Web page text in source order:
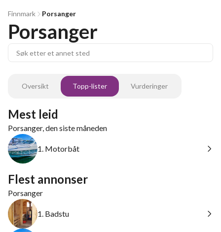
Finnmark Porsanger
Porsanger
Oversikt Topp-lister Vurderinger
Mest leid
Porsanger, den siste måneden
1. Motorbåt
Flest annonser
Porsanger
1. Badstu